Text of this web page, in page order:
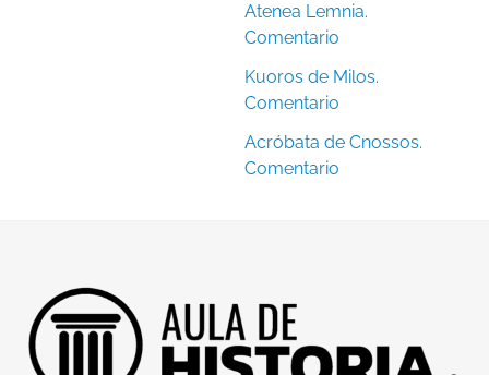
Atenea Lemnia.
Comentario
Kuoros de Milos.
Comentario
Acróbata de Cnossos.
Comentario